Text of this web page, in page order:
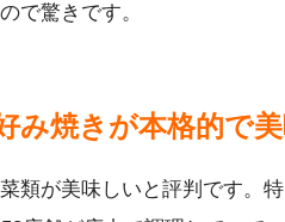
で驚きです。
み焼きが本格的で
類が美味しいと評判です。